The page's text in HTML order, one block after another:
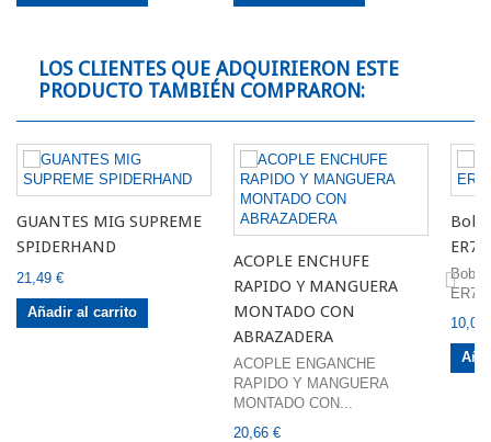
LOS CLIENTES QUE ADQUIRIERON ESTE
PRODUCTO TAMBIÉN COMPRARON:
GUANTES MIG SUPREME
SPIDERHAND
21,49 €
Añadir al carrito
ACOPLE ENCHUFE
RAPIDO Y MANGUERA
MONTADO CON
ABRAZADERA
ACOPLE ENGANCHE
RAPIDO Y MANGUERA
MONTADO CON...
20,66 €
10,00